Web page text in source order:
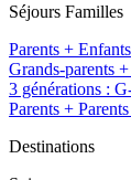
Séjours Familles
Parents + Enfants
Grands-parents
3 générations :
Parents +
Destinations